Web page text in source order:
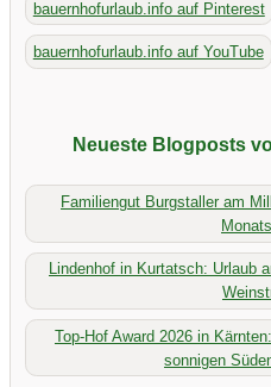
bauernhofurlaub.info auf Pinterest
bauernhofurlaub.info auf YouTube
Neueste Blogposts
Familiengut Burgstaller am
Lindenhof in Kurtatsch: Urlaub
Top-Hof Award 2026 in
sonnigen